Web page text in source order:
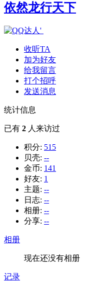
依然龙行天下
收听TA
加为好友
给我留言
打个招呼
发送消息
统计信息
已有 2 人来访过
积分: 515
贝壳: --
金币: 141
好友: 1
主题: --
日志: --
相册: --
分享: --
相册
现在还没有相册
记录